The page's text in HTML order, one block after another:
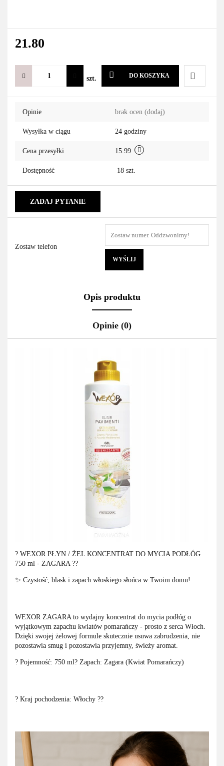
21.80
szt. DO KOSZYKA
Do
Opinie brak ocen (dodaj)
Wysyłka w ciągu 24 godziny
Cena przesyłki 15.99
Dostępność 18 szt.
ZADAJ PYTANIE
Zostaw telefon
WYŚLIJ
Opis produktu
Opinie (0)
? WEXOR PŁYN / ŻEL KONCENTRAT DO MYCIA PODŁÓG
750 ml - ZAGARA ??
✨ Czystość, blask i zapach włoskiego słońca w Twoim domu!
WEXOR ZAGARA to wydajny koncentrat do mycia podłóg o
wyjątkowym zapachu kwiatów pomarańczy - prosto z serca Włoch.
Dzięki swojej żelowej formule skutecznie usuwa zabrudzenia, nie
pozostawia smug i pozostawia przyjemny, świeży aromat.
? Pojemność: 750 ml? Zapach: Zagara (Kwiat Pomarańczy)
? Kraj pochodzenia: Włochy ??